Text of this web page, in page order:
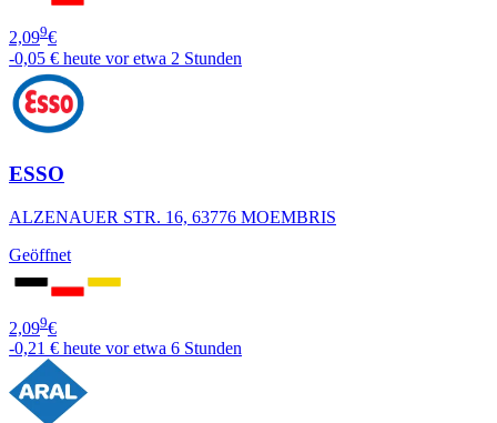
2,099€
-0,05 € heute vor etwa 2 Stunden
ESSO
ALZENAUER STR. 16, 63776 MOEMBRIS
Geöffnet
2,099€
-0,21 € heute vor etwa 6 Stunden